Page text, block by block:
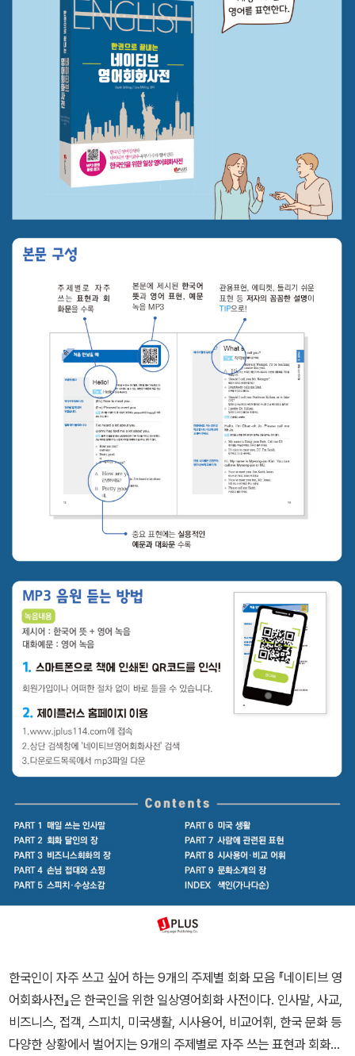
한국인이 자주 쓰고 싶어 하는 9개의 주제별 회화 모음 『네이티브 영
어회화사전』은 한국인을 위한 일상영어회화 사전이다. 인사말, 사교,
비즈니스, 접객, 스피치, 미국생활, 시사용어, 비교어휘, 한국 문화 등
다양한 상황에서 벌어지는 9개의 주제별로 자주 쓰는 표현과 회화문